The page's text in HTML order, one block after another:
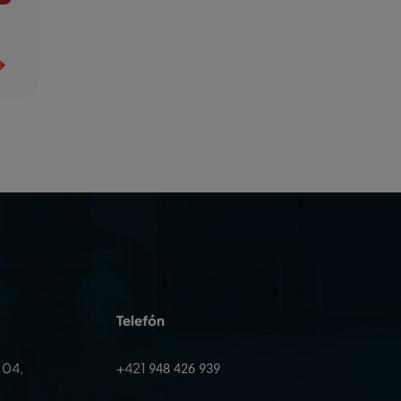
Telefón
+421 948 426 939